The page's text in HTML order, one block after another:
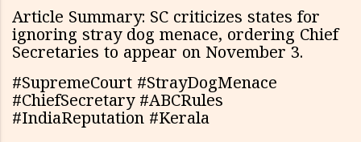
Article Summary: SC criticizes states for
ignoring stray dog menace, ordering Chief
Secretaries to appear on November 3.
#SupremeCourt #StrayDogMenace
#ChiefSecretary #ABCRules
#IndiaReputation #Kerala